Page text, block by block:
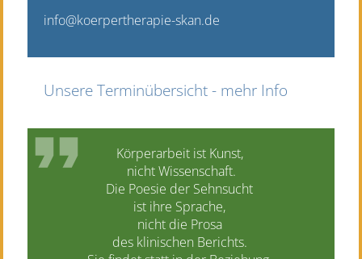
info@koerpertherapie-skan.de
Unsere Terminübersicht - mehr Info
Körperarbeit ist Kunst,
nicht Wissenschaft.
Die Poesie der Sehnsucht
ist ihre Sprache,
nicht die Prosa
des klinischen Berichts.